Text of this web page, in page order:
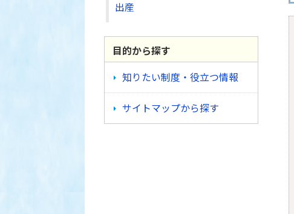
出産
目的から探す
知りたい制度・役立つ情報
サイトマップから探す